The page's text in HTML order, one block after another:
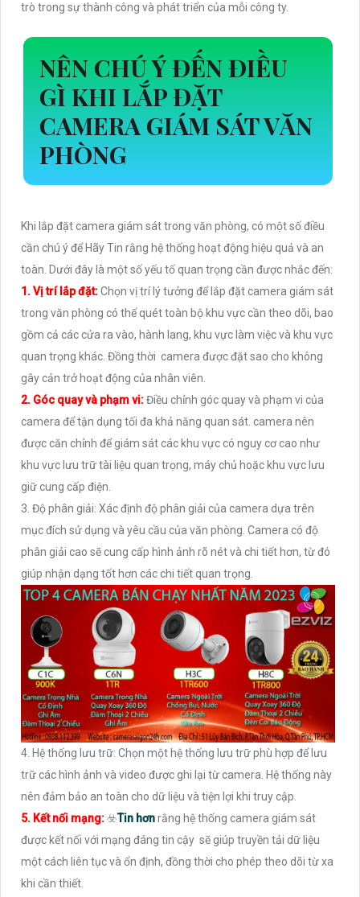
trò trong sự thành công và phát triển của mỗi công ty.
NÊN CHÚ Ý ĐẾN ĐIỀU
GÌ KHI LẮP ĐẶT
CAMERA GIÁM SÁT VĂN
PHÒNG
Khi lắp đặt camera giám sát trong văn phòng, có một số điều
cần chú ý để Hãy Tin rằng hệ thống hoạt động hiệu quả và an
toàn. Dưới đây là một số yếu tố quan trọng cần được nhắc đến:
1. Vị trí lắp đặt:Chọn vị trí lý tưởng để lắp đặt camera giám sát
trong văn phòng có thể quét toàn bộ khu vực cần theo dõi, bao
gồm cả các cửa ra vào, hành lang, khu vực làm việc và khu vực
quan trọng khác. Đồng thời camera được đặt sao cho không
gây cản trở hoạt động của nhân viên.
2. Góc quay và phạm vi:Điều chỉnh góc quay và phạm vi của
camera để tận dụng tối đa khả năng quan sát. camera nên
được căn chỉnh để giám sát các khu vực có nguy cơ cao như
khu vực lưu trữ tài liệu quan trọng, máy chủ hoặc khu vực lưu
giữ cung cấp điện.
3. Độ phân giải: Xác định độ phân giải của camera dựa trên
mục đích sử dụng và yêu cầu của văn phòng. Camera có độ
phân giải cao sẽ cung cấp hình ảnh rõ nét và chi tiết hơn, từ đó
giúp nhận dạng tốt hơn các chi tiết quan trọng.
4. Hệ thống lưu trữ: Chọn một hệ thống lưu trữ phù hợp để lưu
trữ các hình ảnh và video được ghi lại từ camera. Hệ thống này
nên đảm bảo an toàn cho dữ liệu và tiện lợi khi truy cập.
5. Kết nối mạng:☣️Tin hơnrằng hệ thống camera giám sát
được kết nối với mạng đáng tin cậy sẽ giúp truyền tải dữ liệu
một cách liên tục và ổn định, đồng thời cho phép theo dõi từ xa
khi cần thiết.